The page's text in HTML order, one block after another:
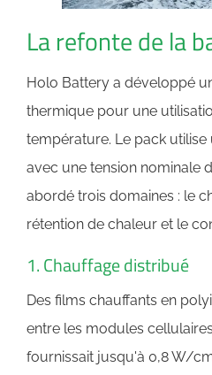
La refonte de la
Holo Battery a développé
thermique pour une
température. Le pack utilise
avec une tension nominale
abordé trois domaines : le
rétention de chaleur et le
1. Chauffage distribué
Des films chauffants en
entre les modules
fournissait jusqu'à 0,8 W/